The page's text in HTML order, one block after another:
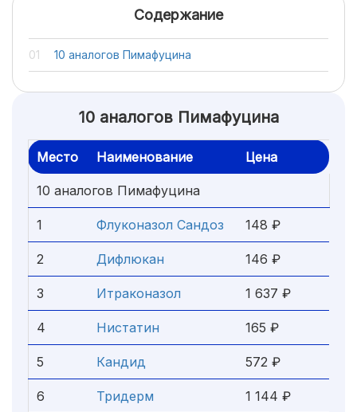
Содержание
10 аналогов Пимафуцина
10 аналогов Пимафуцина
Место Наименование Цена
10 аналогов Пимафуцина
1 Флуконазол Сандоз 148 ₽
2 Дифлюкан 146 ₽
3 Итраконазол 1 637 ₽
4 Нистатин 165 ₽
5 Кандид 572 ₽
6 Тридерм 1 144 ₽